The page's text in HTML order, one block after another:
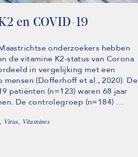
en COVID-19
onderzoekers hebben
de vitamine K2-status van Corona
in vergelijking met een
mensen (Dofferhoff et al., 2020). De
patiënten (n=123) waren 68 jaar
De controlegroep (n=184) …
Virus, Vitamines